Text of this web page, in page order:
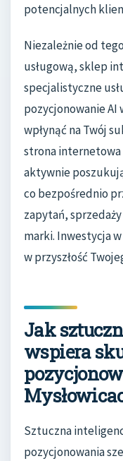
potencjalnych
Niezależnie od
usługową, sklep
specjalistyczne
pozycjonowanie AI
wpłynąć na Twój
strona
aktywnie
co bezpośrednio
zapytań,
marki. Inwestycja
w przyszłość
Jak
wspiera
Sztuczna
pozycjonowania